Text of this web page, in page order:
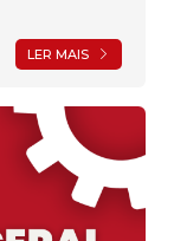
LER MAIS